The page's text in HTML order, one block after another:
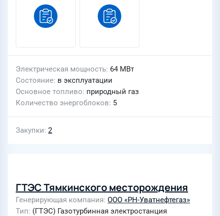
Электрическая мощность 64 МВт
Состояние в эксплуатации
Основное топливо природный газ
Количество энергоблоков 5
Закупки 2
ГТЭС Тямкинского месторождения
Генерирующая компания ООО «РН-Уватнефтегаз»
Тип (ГТЭС) Газотурбинная электростанция